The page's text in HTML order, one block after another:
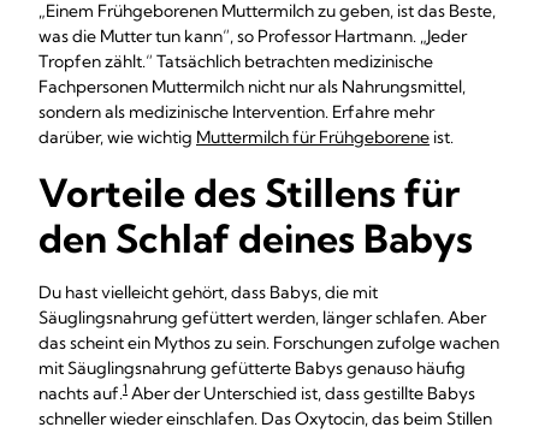
„Einem Frühgeborenen Muttermilch zu geben, ist das Beste,
was die Mutter tun kann“, so Professor Hartmann. „Jeder
Tropfen zählt.“ Tatsächlich betrachten medizinische
Fachpersonen Muttermilch nicht nur als Nahrungsmittel,
sondern als medizinische Intervention. Erfahre mehr
darüber, wie wichtig Muttermilch für Frühgeborene ist.
Vorteile des Stillens für
den Schlaf deines Babys
Du hast vielleicht gehört, dass Babys, die mit
Säuglingsnahrung gefüttert werden, länger schlafen. Aber
das scheint ein Mythos zu sein. Forschungen zufolge wachen
mit Säuglingsnahrung gefütterte Babys genauso häufig
nachts auf.1 Aber der Unterschied ist, dass gestillte Babys
schneller wieder einschlafen. Das Oxytocin, das beim Stillen